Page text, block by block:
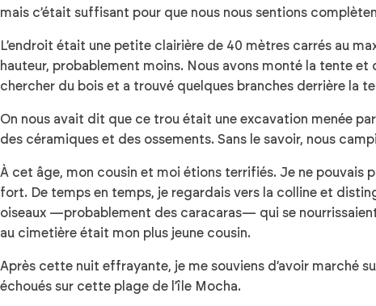
mais c’était suffisant pour que nous nous sentions
L’endroit était une petite clairière de 40 mètres carrés au
hauteur, probablement moins. Nous avons monté la tente
chercher du bois et a trouvé quelques branches derrière la
On nous avait dit que ce trou était une excavation menée
des céramiques et des ossements. Sans le savoir, nous
À cet âge, mon cousin et moi étions terrifiés. Je ne pouvais
fort. De temps en temps, je regardais vers la colline et
oiseaux —probablement des caracaras— qui se nourrissaient
au cimetière était mon plus jeune cousin.
Après cette nuit effrayante, je me souviens d’avoir marché
échoués sur cette plage de l’île Mocha.